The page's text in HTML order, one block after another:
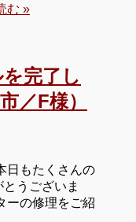
む »
完了し
／F様）
日もたくさんの
うございま
ーの修理をご紹